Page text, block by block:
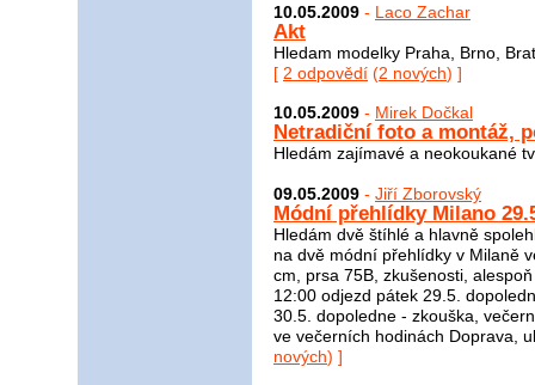
10.05.2009 - Laco Zachar
Akt
Hledam modelky Praha, Brno,
[ 2 odpovědí (2 nových) ]
10.05.2009 - Mirek Dočkal
Netradiční foto a montáž,
Hledám zajímavé a neokoukané
09.05.2009 - Jiří Zborovský
Módní přehlídky Milano
Hledám dvě štíhlé a hlavně
na dvě módní přehlídky v Milaně
cm, prsa 75B, zkušenosti,
12:00 odjezd pátek 29.5.
30.5. dopoledne - zkouška,
ve večerních hodinách Doprava,
nových) ]